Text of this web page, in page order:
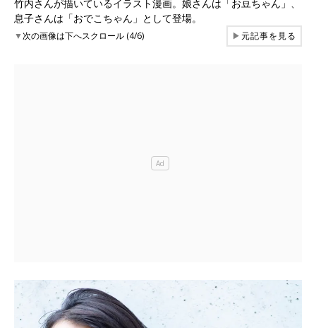
竹内さんが描いているイラスト漫画。娘さんは「お豆ちゃん」、
息子さんは「おでこちゃん」として登場。
▼次の画像は下へスクロール (4/6) ▶元記事を見る